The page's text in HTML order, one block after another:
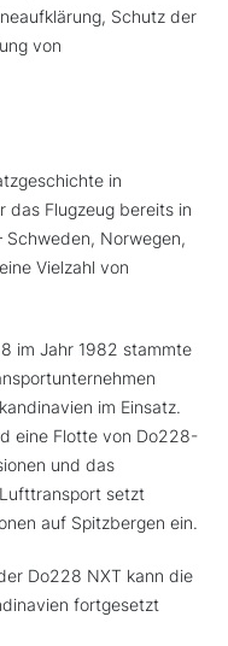
Schutz der
von
in
das Flugzeug bereits in
Schweden, Norwegen,
Vielzahl von
im Jahr 1982 stammte
im Einsatz.
eine Flotte von Do228-
und das
setzt
auf Spitzbergen ein.
Do228 NXT kann die
fortgesetzt